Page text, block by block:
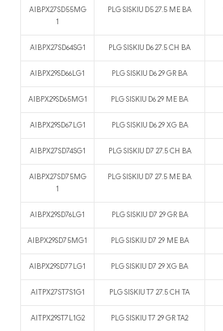
AIBPX27SD55MG
1
PLG SISKIU D5 27.5 ME BA
AIBPX27SD64SG1 PLG SISKIU D6 27.5 CH BA
AIBPX29SD66LG1 PLG SISKIU D6 29 GR BA
AIBPX29SD65MG1 PLG SISKIU D6 29 ME BA
AIBPX29SD67LG1 PLG SISKIU D6 29 XG BA
AIBPX27SD74SG1 PLG SISKIU D7 27.5 CH BA
AIBPX27SD75MG
1
PLG SISKIU D7 27.5 ME BA
AIBPX29SD76LG1 PLG SISKIU D7 29 GR BA
AIBPX29SD75MG1 PLG SISKIU D7 29 ME BA
AIBPX29SD77LG1 PLG SISKIU D7 29 XG BA
AITPX27ST7S1G1 PLG SISKIU T7 27.5 CH TA
AITPX29ST7L1G2 PLG SISKIU T7 29 GR TA2